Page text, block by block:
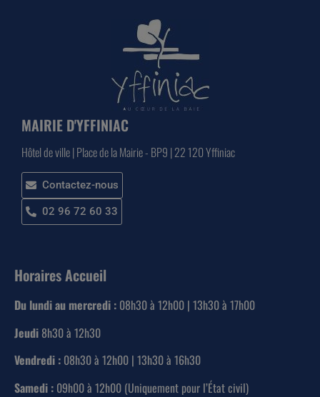
MAIRIE D'YFFINIAC
Hôtel de ville | Place de la Mairie - BP9 | 22 120 Yffiniac
Contactez-nous
02 96 72 60 33
Horaires Accueil
Du lundi au mercredi : 08h30 à 12h00 | 13h30 à 17h00
Jeudi 8h30 à 12h30
Vendredi : 08h30 à 12h00 | 13h30 à 16h30
Samedi : 09h00 à 12h00 (Uniquement pour l’État civil)